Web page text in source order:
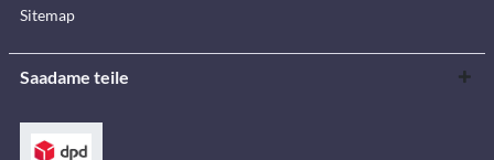
Sitemap
Saadame teile